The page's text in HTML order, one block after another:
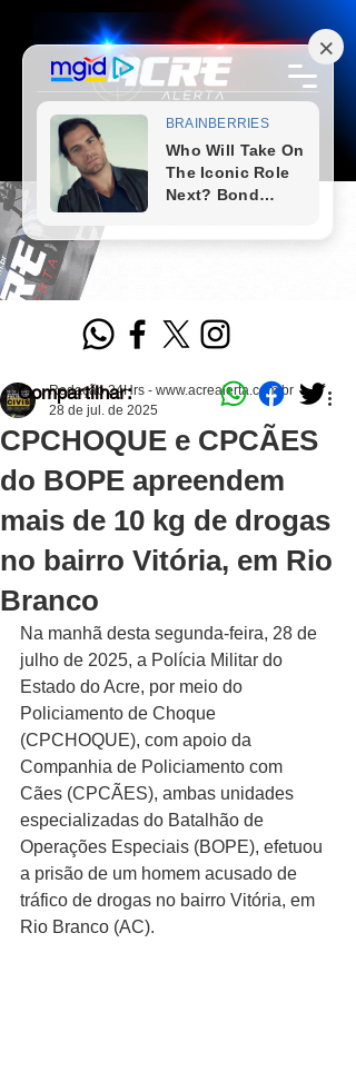
CPCHOQUE e CPCÃES
do BOPE apreendem
mais de 10 kg de drogas
no bairro Vitória, em Rio
Branco
Redação 24Hrs - www.acrealerta.com.br
28 de jul. de 2025
Na manhã desta segunda-feira, 28 de
julho de 2025, a Polícia Militar do
Estado do Acre, por meio do
Policiamento de Choque
(CPCHOQUE), com apoio da
Companhia de Policiamento com
Cães (CPCÃES), ambas unidades
especializadas do Batalhão de
Operações Especiais (BOPE), efetuou
a prisão de um homem acusado de
tráfico de drogas no bairro Vitória, em
Rio Branco (AC).
Compartilhar: